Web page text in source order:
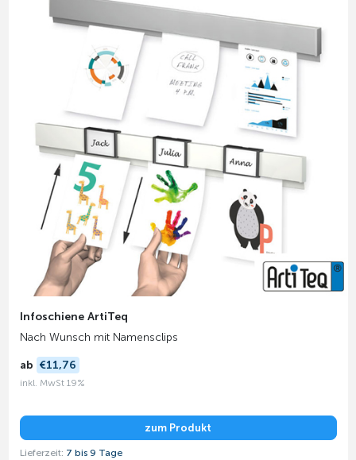
Infoschiene ArtiTeq
Nach Wunsch mit Namensclips
ab €11,76
inkl. MwSt 19%
zum Produkt
Lieferzeit: 7 bis 9 Tage